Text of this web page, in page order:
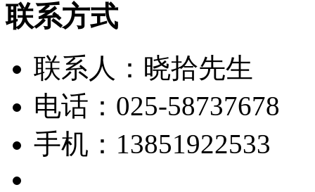
联系方式
联系人：晓拾先生
电话：025-58737678
手机：13851922533